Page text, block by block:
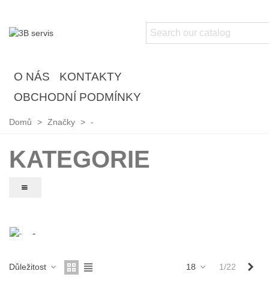
O NÁS
KONTAKTY
OBCHODNÍ PODMÍNKY
Domů > Značky > -
KATEGORIE
-
Důležitost 18 1/22